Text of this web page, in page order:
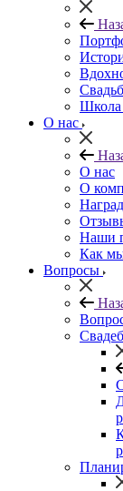
О нас
О нас
О
Наши
Как
Вопросы